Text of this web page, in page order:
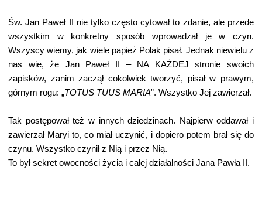
Św. Jan Paweł II nie tylko często cytował to zdanie, ale przede
wszystkim w konkretny sposób wprowadzał je w czyn.
Wszyscy wiemy, jak wiele papież Polak pisał. Jednak niewielu z
nas wie, że Jan Paweł II – NA KAŻDEJ stronie swoich
zapisków, zanim zaczął cokolwiek tworzyć, pisał w prawym,
górnym rogu: „TOTUS TUUS MARIA”. Wszystko Jej zawierzał.
Tak postępował też w innych dziedzinach. Najpierw oddawał i
zawierzał Maryi to, co miał uczynić, i dopiero potem brał się do
czynu. Wszystko czynił z Nią i przez Nią.
To był sekret owocności życia i całej działalności Jana Pawła II.